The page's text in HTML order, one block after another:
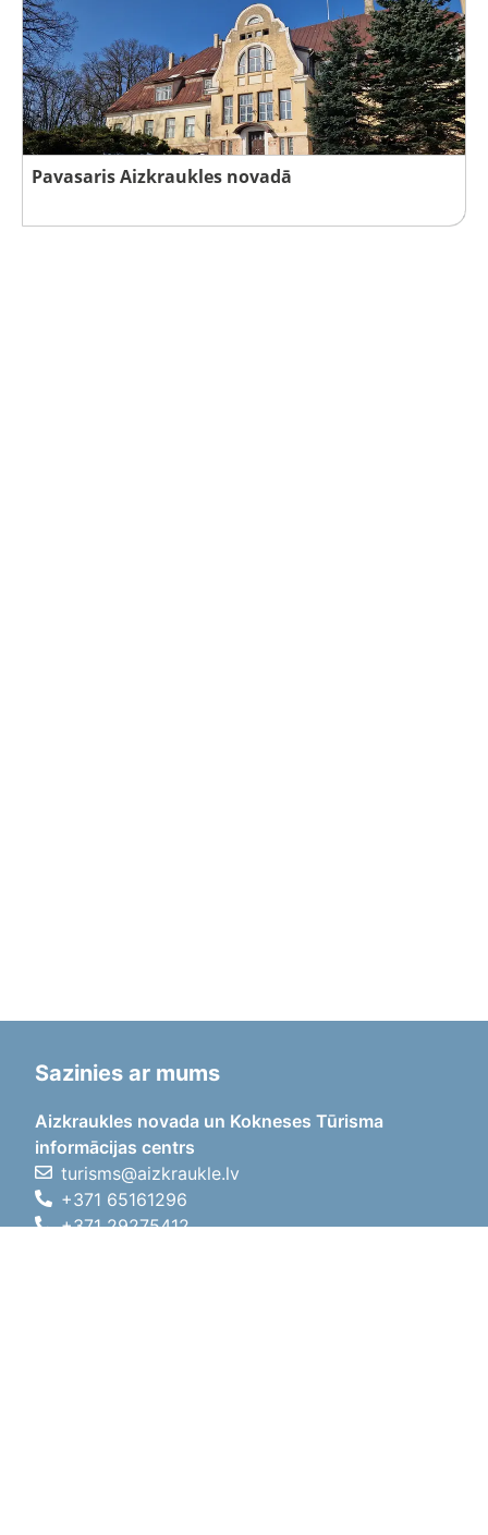
Pavasaris Aizkraukles novadā
Sazinies ar mums
Aizkraukles novada un Kokneses Tūrisma
informācijas centrs
turisms@aizkraukle.lv
+371 65161296
+371 29275412